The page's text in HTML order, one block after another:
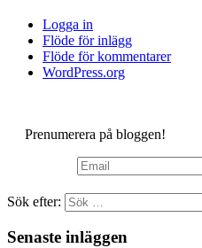
Logga in
Flöde för inlägg
Flöde för kommentarer
WordPress.org
Prenumerera på bloggen!
Sök efter:
Senaste inläggen